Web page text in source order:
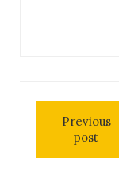
Previous
post